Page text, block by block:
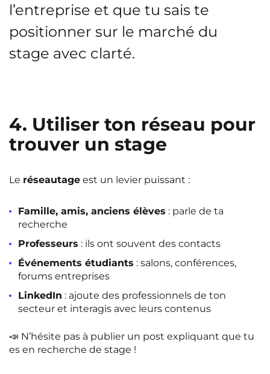
l’entreprise et que tu sais te
positionner sur le marché du
stage avec clarté.
4. Utiliser ton réseau pour
trouver un stage
Le réseautage est un levier puissant :
Famille, amis, anciens élèves : parle de ta
recherche
Professeurs : ils ont souvent des contacts
Événements étudiants : salons, conférences,
forums entreprises
LinkedIn : ajoute des professionnels de ton
secteur et interagis avec leurs contenus
📣 N’hésite pas à publier un post expliquant que tu
es en recherche de stage !